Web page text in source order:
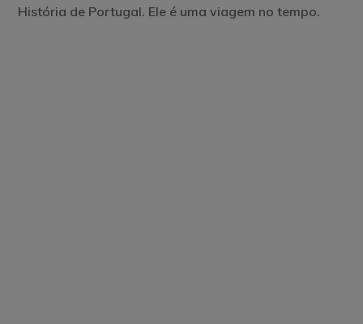
História de Portugal. Ele é uma viagem no tempo.